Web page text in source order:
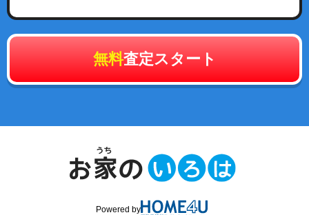
無料査定スタート
Powered by